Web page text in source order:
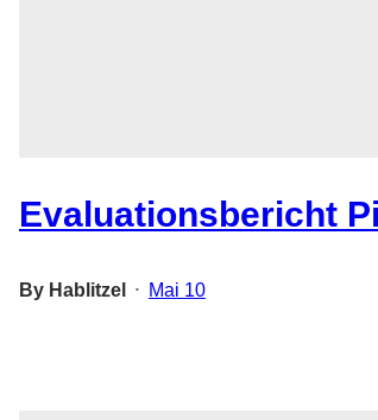
Evaluationsbericht
By Hablitzel • Mai 10